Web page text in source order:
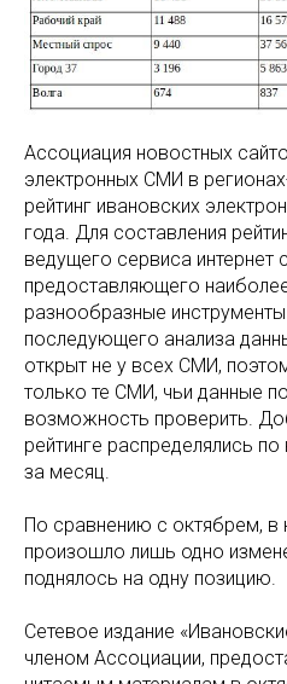
Ассоциация новостных
электронных СМИ в
рейтинг ивановских
года. Для составления
ведущего сервиса интернет
предоставляющего
разнообразные
последующего анализа
открыт не у всех СМИ,
только те СМИ, чьи данные
возможность проверить.
рейтинге распределялись по
за месяц.
По сравнению с октябрем, в
произошло лишь одно
поднялось на одну позицию.
Сетевое издание
членом Ассоциации,